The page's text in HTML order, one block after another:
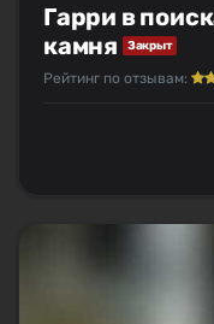
Гарри в
камня
Закрыт
Рейтинг по отзывам: